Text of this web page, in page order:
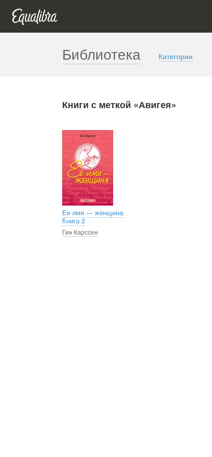
Библиотека Категории
Книги с меткой «Авигея»
Ее имя — женщина.
Книга 2
Гин Карссен